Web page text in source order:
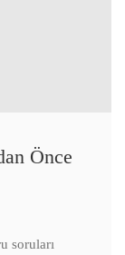
Önce
soruları